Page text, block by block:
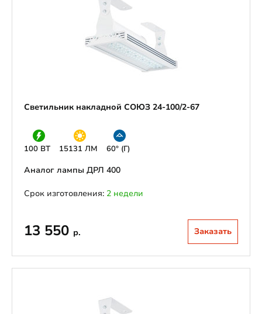
Светильник накладной СОЮЗ 24-100/2-67
100 ВТ 15131 ЛМ 60° (Г)
Аналог лампы ДРЛ 400
Срок изготовления: 2 недели
13 550 р. Заказать